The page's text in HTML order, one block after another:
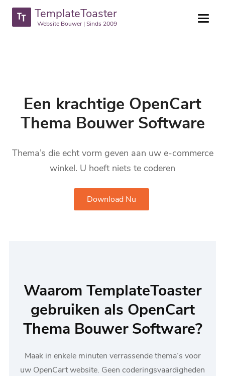
TemplateToaster
Website Bouwer | Sinds 2009
Een krachtige OpenCart
Thema Bouwer Software
Thema’s die echt vorm geven aan uw e-commerce
winkel. U hoeft niets te coderen
Download Nu
Waarom TemplateToaster
gebruiken als OpenCart
Thema Bouwer Software?
Maak in enkele minuten verrassende thema’s voor
uw OpenCart website. Geen coderingsvaardigheden